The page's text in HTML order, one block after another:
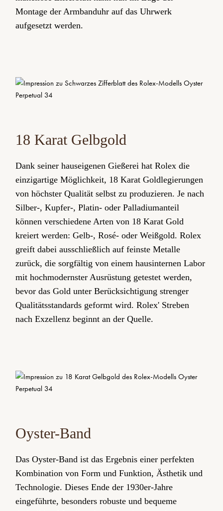
Montage der Armbanduhr auf das Uhrwerk
aufgesetzt werden.
18 Karat Gelbgold
Dank seiner hauseigenen Gießerei hat Rolex die
einzigartige Möglichkeit, 18 Karat Gold­legierungen
von höchster Qualität selbst zu produzieren. Je nach
Silber-, Kupfer-, Platin- oder Palladium­anteil
können verschiedene Arten von 18 Karat Gold
kreiert werden: Gelb-, Rosé- oder Weißgold. Rolex
greift dabei ausschließlich auf feinste Metalle
zurück, die sorgfältig von einem hausinternen Labor
mit hochmodernster Ausrüstung getestet werden,
bevor das Gold unter Berücksichtigung strenger
Qualitäts­standards geformt wird. Rolex' Streben
nach Exzellenz beginnt an der Quelle.
Oyster-Band
Das Oyster-Band ist das Ergebnis einer perfekten
Kombination von Form und Funktion, Ästhetik und
Technologie. Dieses Ende der 1930er­-Jahre
eingeführte, besonders robuste und bequeme